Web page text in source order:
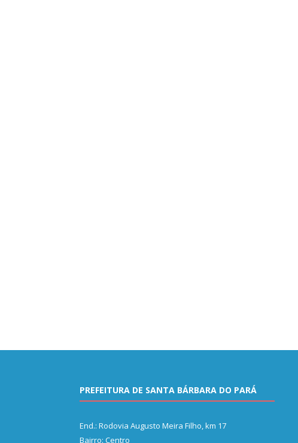
PREFEITURA DE SANTA BÁRBARA DO PARÁ
End.: Rodovia Augusto Meira Filho, km 17
Bairro: Centro